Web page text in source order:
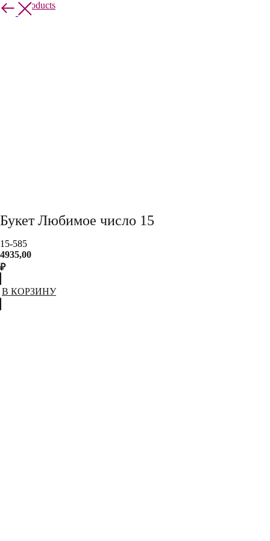
More products
Букет Любимое число 15
15-585
4935,00
₽
В КОРЗИНУ